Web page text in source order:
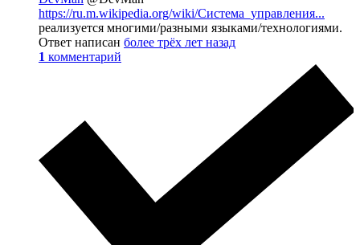
https://ru.m.wikipedia.org/wiki/Система_управления...
реализуется многими/разными языками/технологиями.
Ответ написан более трёх лет назад
1 комментарий